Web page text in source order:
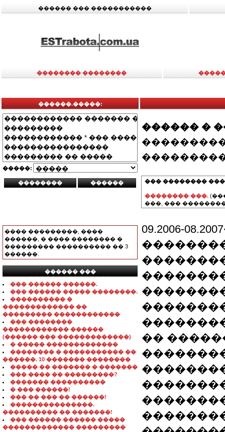
������ ��� �����������
�������� ��������
������.�����:
�����:
���� ���������, ����
������, � ���� �������� �
��������� ���������� �� 3
������.
������ ���
���������������
��� ������ ������.
��� ������ ����� ��������.
���������� �
������������� ��
��������� ������������
��� ��������
������������ ������
(������ ��� �������������)
� ����� �������������
�������� � ����������� ��
������. 10 ������� ��������
����� �� ������� � �������
��� ���� �� ���������?
������� ����������
� ��� ������!
��� �� ��� �� ������!
���������������.
���������� �� �������!
��� ������ ������ �����
������������� ���������
������ �
��� ��������
�������� ���.
���, ���
09.2006-
��